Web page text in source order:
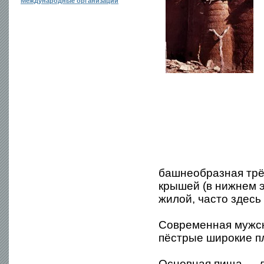
башнеобразная
крышей (в нижнем
жилой, часто
Современная
пёстрые широкие